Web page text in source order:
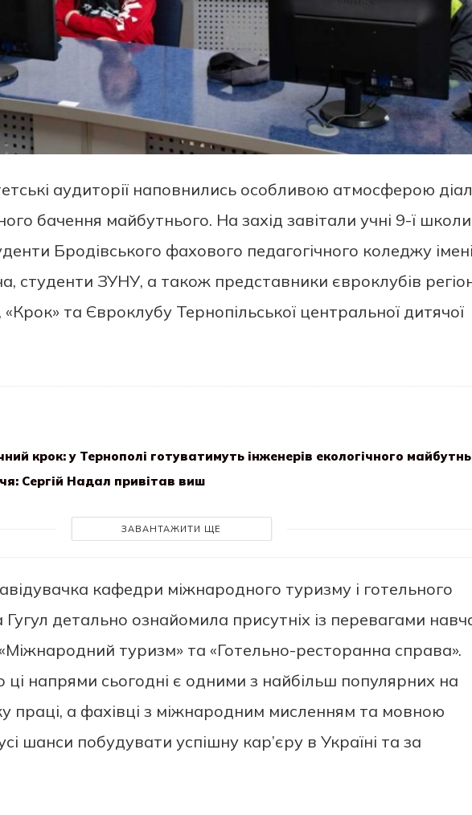
аудиторії наповнились особливою атмосферою
бачення майбутнього. На захід завітали учні 9-ї школи
Бродівського фахового педагогічного коледжу імені
студенти ЗУНУ, а також представники євроклубів
та Євроклубу Тернопільської центральної дитячої
крок: у Тернополі готуватимуть інженерів екологічного
Сергій Надал привітав виш
ЗАВАНТАЖИТИ ЩЕ
кафедри міжнародного туризму і готельного
детально ознайомила присутніх із перевагами
туризм» та «Готельно-ресторанна справа».
напрями сьогодні є одними з найбільш популярних на
праці, а фахівці з міжнародним мисленням та мовною
шанси побудувати успішну кар’єру в Україні та за